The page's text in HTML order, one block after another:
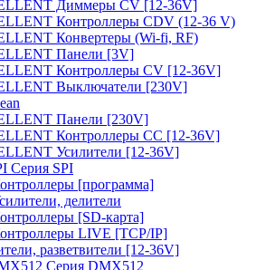
Диммеры CV [12-36V]
Контроллеры CDV (12-36 V)
Конвертеры (Wi-fi, RF)
Панели [3V]
Контроллеры CV [12-36V]
Выключатели [230V]
Панели [230V]
Контроллеры CC [12-36V]
Усилители [12-36V]
Серия SPI
[программа]
делители
[SD-карта]
LIVE [TCP/IP]
разветвители [12-36V]
Серия DMX512